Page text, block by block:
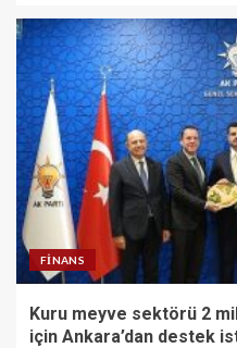
FINANS
Kuru meyve sektörü 2
için Ankara’dan destek